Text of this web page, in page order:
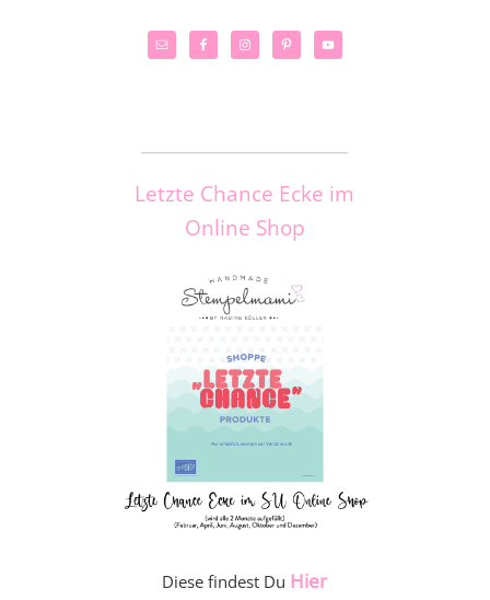
Letzte Chance Ecke im
Online Shop
Diese findest Du Hier